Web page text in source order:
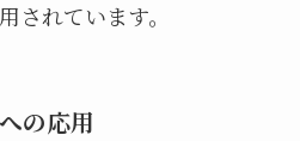
されています。
の応用